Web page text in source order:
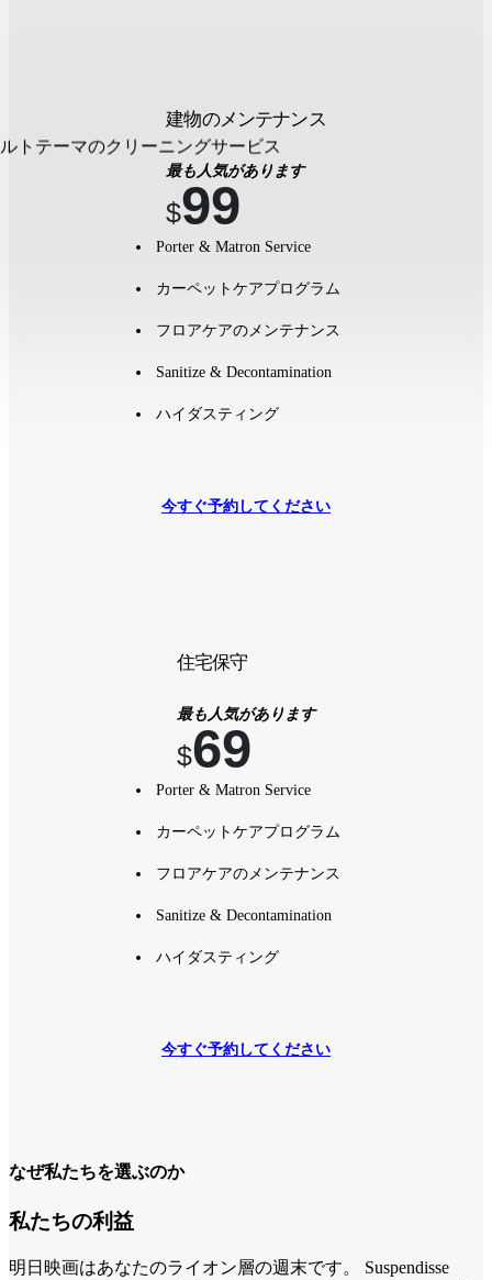
建物のメンテナンス
最も人気があります
$99
今すぐ予約してください
Porter & Matron Service
カーペットケアプログラム
フロアケアのメンテナンス
Sanitize & Decontamination
ハイダスティング
住宅保守
最も人気があります
$69
今すぐ予約してください
Porter & Matron Service
カーペットケアプログラム
フロアケアのメンテナンス
Sanitize & Decontamination
ハイダスティング
なぜ私たちを選ぶのか
私たちの利益
明日映画はあなたのライオン層の週末です。 Suspendisse